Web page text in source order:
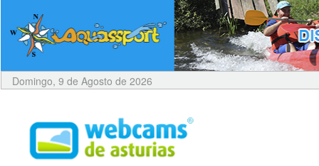
Domingo, 9 de Agosto de 2026